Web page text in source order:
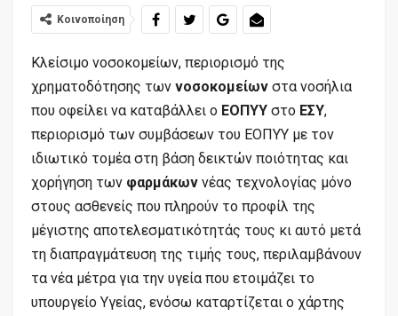
Κοινοποίηση
Κλείσιμο νοσοκομείων, περιορισμό της
χρηματοδότησης των νοσοκομείων στα νοσήλια
που οφείλει να καταβάλλει ο ΕΟΠΥΥ στο ΕΣΥ,
περιορισμό των συμβάσεων του ΕΟΠΥΥ με τον
ιδιωτικό τομέα στη βάση δεικτών ποιότητας και
χορήγηση των φαρμάκων νέας τεχνολογίας μόνο
στους ασθενείς που πληρούν το προφίλ της
μέγιστης αποτελεσματικότητάς τους κι αυτό μετά
τη διαπραγμάτευση της τιμής τους, περιλαμβάνουν
τα νέα μέτρα για την υγεία που ετοιμάζει το
υπουργείο Υγείας, ενόσω καταρτίζεται ο χάρτης